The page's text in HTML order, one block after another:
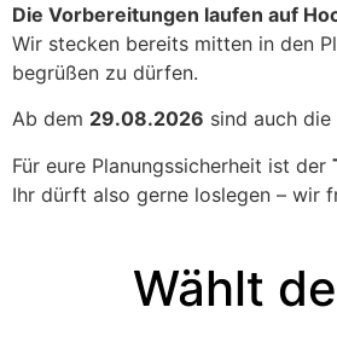
Die Vorbereitungen laufen auf
Wir stecken bereits mitten in den
begrüßen zu dürfen.
Ab dem 29.08.2026 sind auch
Für eure Planungssicherheit ist der
Ihr dürft also gerne loslegen – wir
Wählt